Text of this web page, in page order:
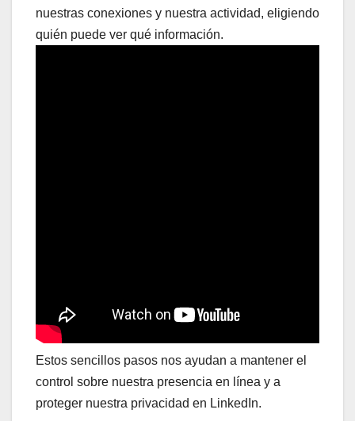
nuestras conexiones y nuestra actividad, eligiendo
quién puede ver qué información.
Estos sencillos pasos nos ayudan a mantener el
control sobre nuestra presencia en línea y a
proteger nuestra privacidad en LinkedIn.